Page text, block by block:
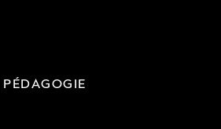
PÉDAGOGIE